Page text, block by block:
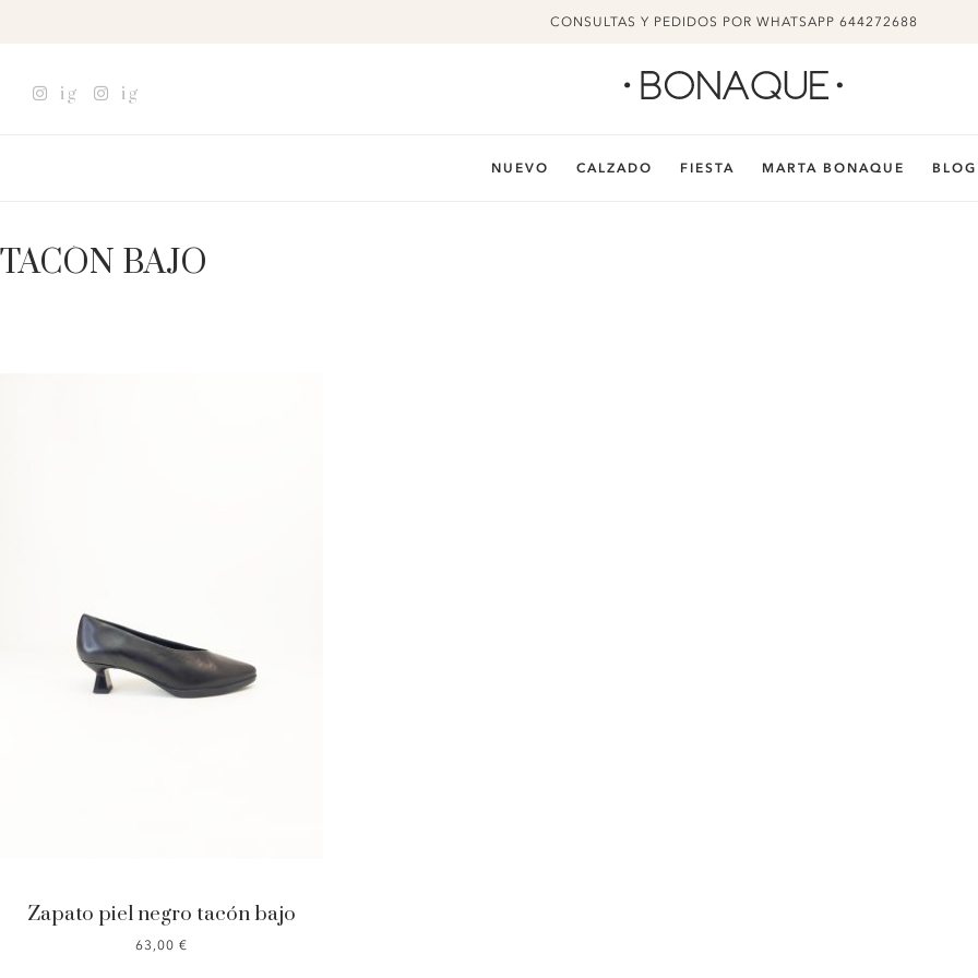
CONSULTAS Y PEDIDOS POR WHATSAPP 644272688
ig ig
NUEVO CALZADO FIESTA MARTA BONAQUE BLOG
TACÓN BAJO
Zapato piel negro tacón bajo
63,00€